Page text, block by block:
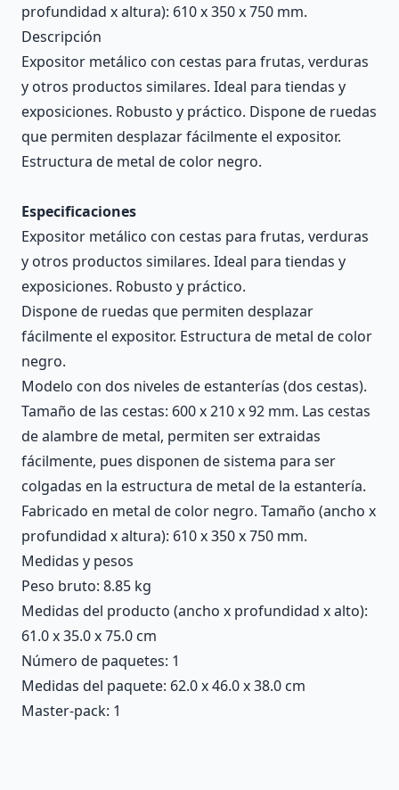
profundidad x altura): 610 x 350 x 750 mm.
Descripción
Expositor metálico con cestas para frutas, verduras
y otros productos similares. Ideal para tiendas y
exposiciones. Robusto y práctico. Dispone de ruedas
que permiten desplazar fácilmente el expositor.
Estructura de metal de color negro.
Especificaciones
Expositor metálico con cestas para frutas, verduras
y otros productos similares. Ideal para tiendas y
exposiciones. Robusto y práctico.
Dispone de ruedas que permiten desplazar
fácilmente el expositor. Estructura de metal de color
negro.
Modelo con dos niveles de estanterías (dos cestas).
Tamaño de las cestas: 600 x 210 x 92 mm. Las cestas
de alambre de metal, permiten ser extraidas
fácilmente, pues disponen de sistema para ser
colgadas en la estructura de metal de la estantería.
Fabricado en metal de color negro. Tamaño (ancho x
profundidad x altura): 610 x 350 x 750 mm.
Medidas y pesos
Peso bruto: 8.85 kg
Medidas del producto (ancho x profundidad x alto):
61.0 x 35.0 x 75.0 cm
Número de paquetes: 1
Medidas del paquete: 62.0 x 46.0 x 38.0 cm
Master-pack: 1